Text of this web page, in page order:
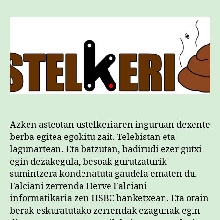
Azken asteotan ustelkeriaren inguruan dexente
berba egitea egokitu zait. Telebistan eta
lagunartean. Eta batzutan, badirudi ezer gutxi
egin dezakegula, besoak gurutzaturik
sumintzera kondenatuta gaudela ematen du.
Falciani zerrenda Herve Falciani
informatikaria zen HSBC banketxean. Eta orain
berak eskuratutako zerrendak ezagunak egin